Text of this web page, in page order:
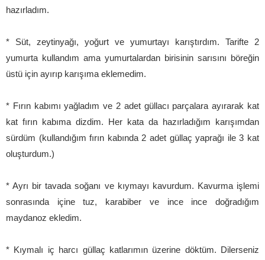
hazırladım.
* Süt, zeytinyağı, yoğurt ve yumurtayı karıştırdım. Tarifte 2
yumurta kullandım ama yumurtalardan birisinin sarısını böreğin
üstü için ayırıp karışıma eklemedim.
* Fırın kabımı yağladım ve 2 adet güllacı parçalara ayırarak kat
kat fırın kabıma dizdim. Her kata da hazırladığım karışımdan
sürdüm (kullandığım fırın kabında 2 adet güllaç yaprağı ile 3 kat
oluşturdum.)
* Ayrı bir tavada soğanı ve kıymayı kavurdum. Kavurma işlemi
sonrasında içine tuz, karabiber ve ince ince doğradığım
maydanoz ekledim.
* Kıymalı iç harcı güllaç katlarımın üzerine döktüm. Dilerseniz